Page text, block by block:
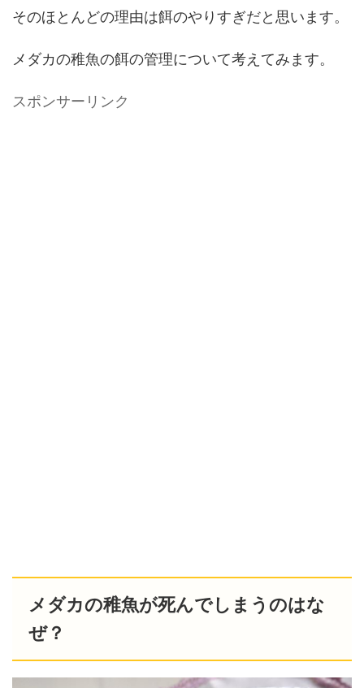
そのほとんどの理由は餌のやりすぎだと思います。
メダカの稚魚の餌の管理について考えてみます。
スポンサーリンク
メダカの稚魚が死んでしまうのはな
ぜ？